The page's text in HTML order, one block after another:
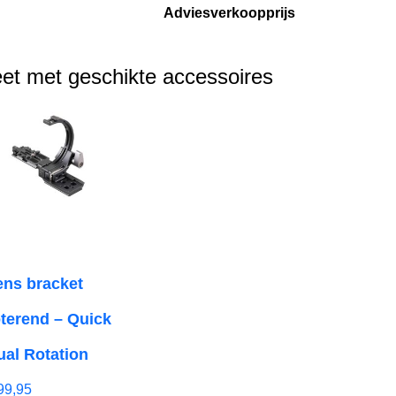
Adviesverkoopprijs
met geschikte accessoires
bracket
– Quick
Rotation